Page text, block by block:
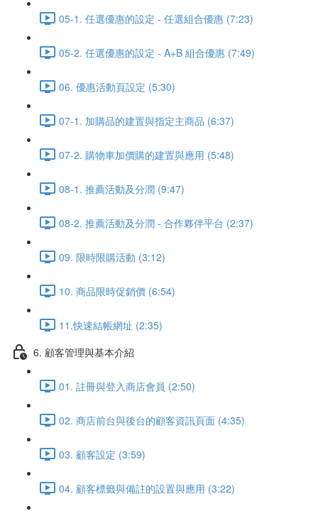
05-1. 任選優惠的設定 - 任選組合優惠 (7:23)
05-2. 任選優惠的設定 - A+B 組合優惠 (7:49)
06. 優惠活動頁設定 (5:30)
07-1. 加購品的建置與指定主商品 (6:37)
07-2. 購物車加價購的建置與應用 (5:48)
08-1. 推薦活動及分潤 (9:47)
08-2. 推薦活動及分潤 - 合作夥伴平台 (2:37)
09. 限時限購活動 (3:12)
10. 商品限時促銷價 (6:54)
11.快速結帳網址 (2:35)
6. 顧客管理與基本介紹
01. 註冊與登入商店會員 (2:50)
02. 商店前台與後台的顧客資訊頁面 (4:35)
03. 顧客設定 (3:59)
04. 顧客標籤與備註的設置與應用 (3:22)